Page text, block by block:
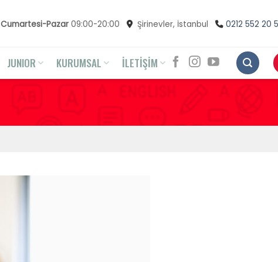
Cumartesi-Pazar 09:00-20:00 Şirinevler, İstanbul 0212 552 20
JUNIOR KURUMSAL İLETİŞİM